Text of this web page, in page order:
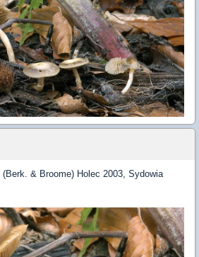
(Berk. & Broome) Holec 2003, Sydowia